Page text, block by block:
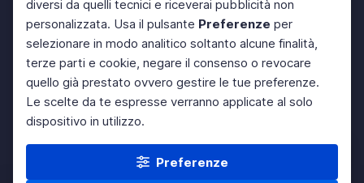
diversi da quelli tecnici e riceverai pubblicità non
personalizzata. Usa il pulsante Preferenze per
selezionare in modo analitico soltanto alcune finalità,
terze parti e cookie, negare il consenso o revocare
quello già prestato ovvero gestire le tue preferenze.
Le scelte da te espresse verranno applicate al solo
dispositivo in utilizzo.
Preferenze